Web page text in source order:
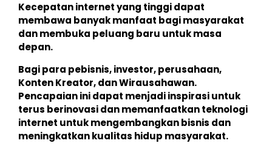
Kecepatan internet yang tinggi dapat
membawa banyak manfaat bagi masyarakat
dan membuka peluang baru untuk masa
depan.
Bagi para pebisnis, investor, perusahaan,
Konten Kreator, dan Wirausahawan.
Pencapaian ini dapat menjadi inspirasi untuk
terus berinovasi dan memanfaatkan teknologi
internet untuk mengembangkan bisnis dan
meningkatkan kualitas hidup masyarakat.